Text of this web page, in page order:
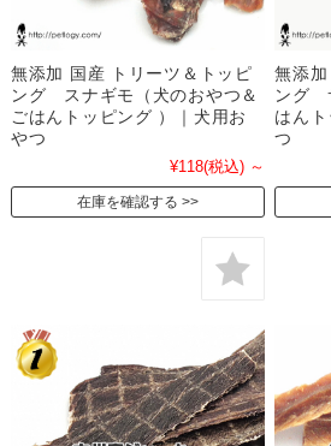
無添加 国産 トリーツ＆トッピ
ング スナギモ（犬のおやつ＆
ごはんトッピング ）｜犬用お
やつ
¥118(税込) ～
在庫を確認する
無添
ング
はん
つ